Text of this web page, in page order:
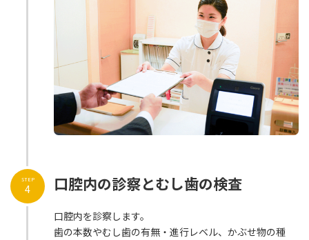
口腔内の診察とむし歯の検査
口腔内を診察します。
歯の本数やむし歯の有無・進行レベル、かぶせ物の種
STEP
4